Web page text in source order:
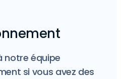
notre équipe
si vous avez des